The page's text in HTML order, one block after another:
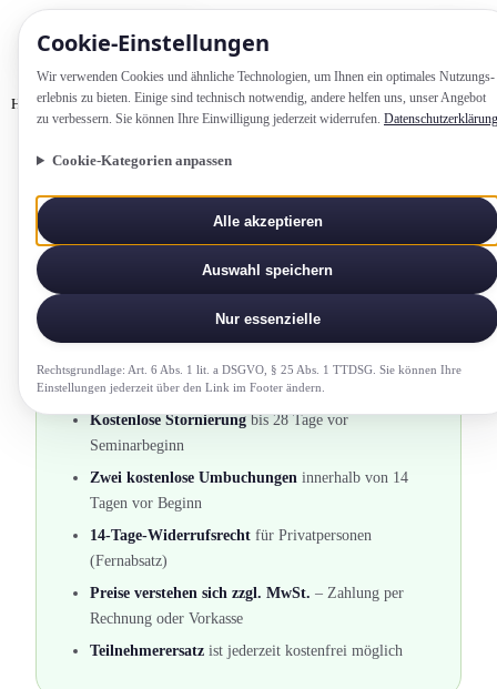
Cookie-Einstellung­en
Wir verwenden Cookies und ähnliche Technologien, um Ihnen ein optimales Nutzungs­
erlebnis zu bieten. Einige sind technisch notwendig, andere helfen uns, unser Angebot
zu verbessern. Sie können Ihre Einwilligung jederzeit widerrufen. Datenschutzerklärung
Cookie-Kategorien anpassen
Alle akzeptieren
Auswahl speichern
Nur essenzielle
Rechtsgrundlage: Art. 6 Abs. 1 lit. a DSGVO, § 25 Abs. 1 TTDSG. Sie können Ihre
Einstellung­en jederzeit über den Link im Footer ändern.
Home AGB
AGB /
Teilnahmebedingung­en
Stand: Februar 2026
Das Wichtigste auf einen Blick
Kostenlose Stornierung bis 28 Tage vor
Seminarbeginn
Zwei kostenlose Umbuchungen innerhalb von 14
Tagen vor Beginn
14-Tage-Widerrufsrecht für Privatpersonen
(Fernabsatz)
Preise verstehen sich zzgl. MwSt. – Zahlung per
Rechnung oder Vorkasse
Teilnehmerersatz ist jederzeit kostenfrei möglich